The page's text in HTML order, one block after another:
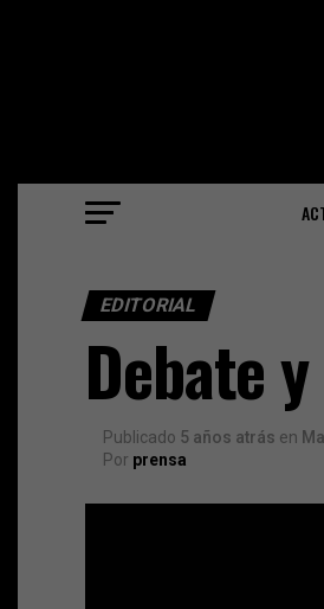
EDITORIAL
Debate
Publicado 5 años atrás en
Por prensa